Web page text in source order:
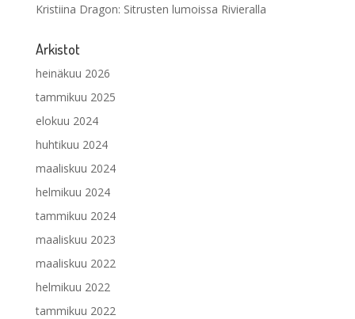
Kristiina Dragon: Sitrusten lumoissa Rivieralla
Arkistot
heinäkuu 2026
tammikuu 2025
elokuu 2024
huhtikuu 2024
maaliskuu 2024
helmikuu 2024
tammikuu 2024
maaliskuu 2023
maaliskuu 2022
helmikuu 2022
tammikuu 2022